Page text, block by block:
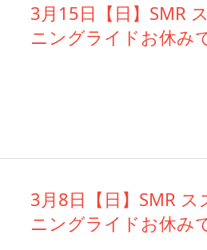
3月15日【日】SMR
ニングライドお休み
3月8日【日】SMR ス
ニングライドお休み